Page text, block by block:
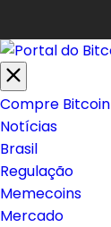
Compre Bitcoin
Notícias
Brasil
Regulação
Memecoins
Mercado